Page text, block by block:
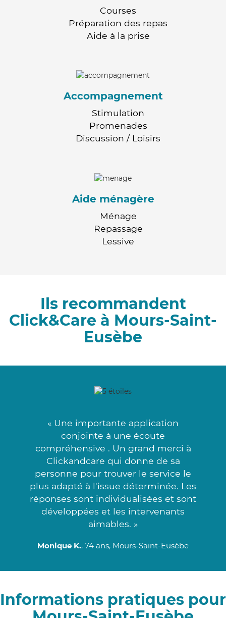
Courses
Préparation des repas
Aide à la prise
Accompagnement
Stimulation
Promenades
Discussion / Loisirs
Aide ménagère
Ménage
Repassage
Lessive
Ils recommandent
Click&Care à Mours-Saint-
Eusèbe
« Une importante application
conjointe à une écoute
compréhensive . Un grand merci à
Clickandcare qui donne de sa
personne pour trouver le service le
plus adapté à l'issue déterminée. Les
réponses sont individualisées et sont
développées et les intervenants
aimables. »
Monique K., 74 ans, Mours-Saint-Eusèbe
Informations pratiques pour